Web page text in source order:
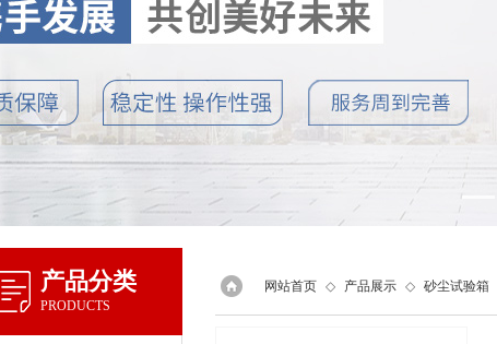
产品分类
PRODUCTS
网站首页 ◇ 产品展示 ◇ 砂尘试验箱